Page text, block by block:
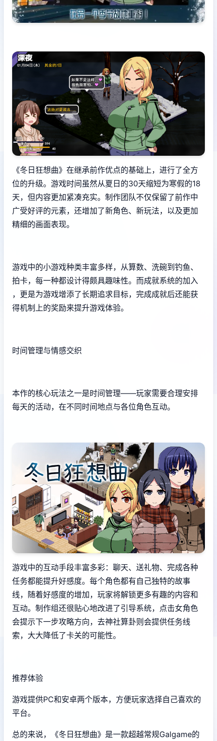
《冬日狂想曲》在继承前作优点的基础上，进行了全方
位的升级。游戏时间虽然从夏日的30天缩短为寒假的18
天，但内容更加紧凑充实。制作团队不仅保留了前作中
广受好评的元素，还增加了​​新角色、新玩法​​，以及更加
精细的画面表现。
游戏中的小游戏种类丰富多样，从算数、洗碗到钓鱼、
拍卡，每一种都设计得颇具趣味性。而​​成就系统的加入​​
，更是为游戏增添了长期追求目标，完成成就后还能获
得机制上的奖励来提升游戏体验。
时间管理与情感交织
本作的核心玩法之一是时间管理——玩家需要合理安排
每天的活动，在不同时间地点与各位角色互动。
游戏中的​​互动手段丰富多彩​​：聊天、送礼物、完成各种
任务都能提升好感度。每个角色都有自己独特的故事
线，随着好感度的增加，玩家将解锁更多有趣的内容和
互动。制作组还很贴心地改进了引导系统，点击女角色
会提示下一步攻略方向，去神社算卦则会提供任务线
索，大大降低了卡关的可能性。
推荐体验
游戏提供PC和安卓两个版本，方便玩家选择自己喜欢的
平台。
总的来说，《冬日狂想曲》是一款​​超越常规Galgame的